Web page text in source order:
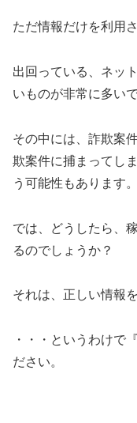
ただ情報だけを利用
出回っている、ネッ
いものが非常に多いで
その中には、詐欺案
欺案件に捕まってし
う可能性もあります。
では、どうしたら、
るのでしょうか？
それは、正しい情報
・・・というわけで
ださい。